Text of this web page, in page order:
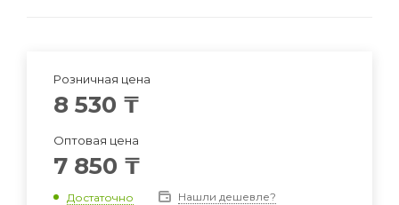
Розничная цена
8 530 ₸
Оптовая цена
7 850 ₸
Достаточно Нашли дешевле?